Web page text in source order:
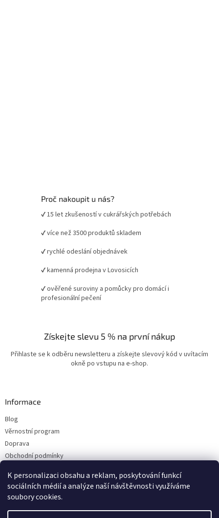
K personalizaci obsahu a reklam, poskytování funkcí
sociálních médií a analýze naší návštěvnosti využíváme
soubory cookies.
Proč nakoupit u nás?
✔ 15 let zkušeností v cukrářských potřebách
✔ více než 3500 produktů skladem
✔ rychlé odeslání objednávek
✔ kamenná prodejna v Lovosicích
✔ ověřené suroviny a pomůcky pro domácí i
profesionální pečení
Získejte slevu 5 % na první nákup
Přihlaste se k odběru newsletteru a získejte slevový kód v uvítacím
okně po vstupu na e-shop.
Informace
Blog
Věrnostní program
Doprava
Obchodní podmínky
Kontakty